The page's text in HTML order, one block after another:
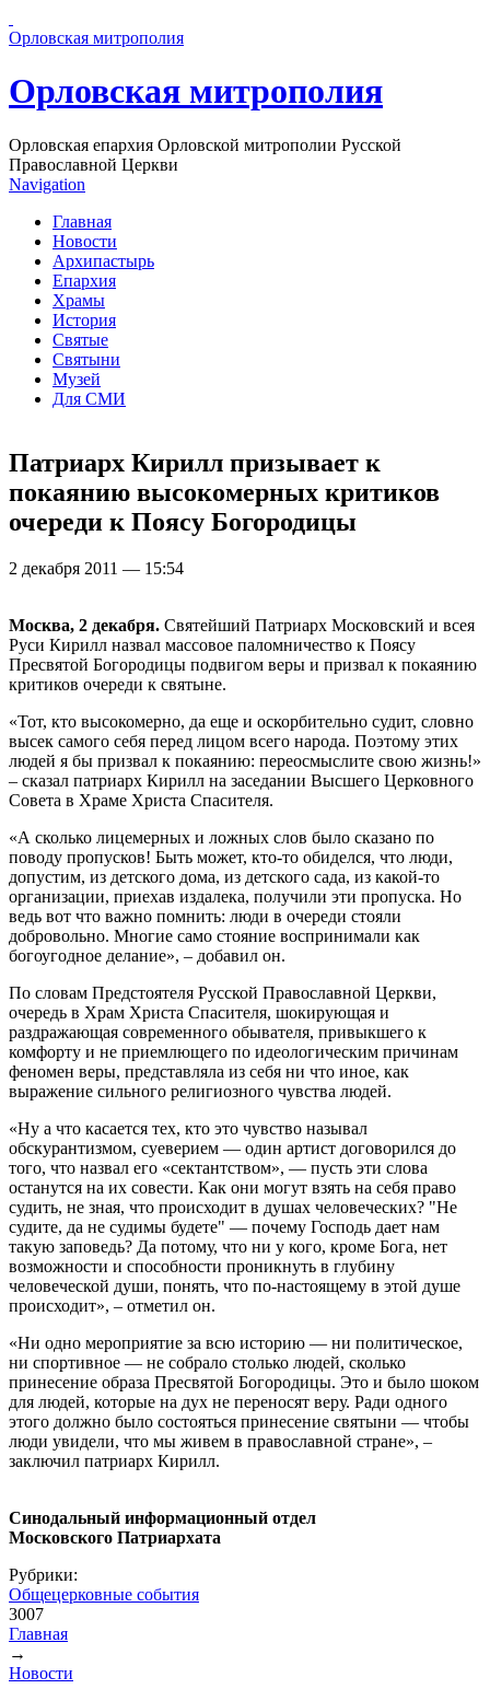
Орловская митрополия
Орловская митрополия
Орловская епархия Орловской митрополии Русской
Православной Церкви
Navigation
Главная
Новости
Архипастырь
Епархия
Храмы
История
Святые
Святыни
Музей
Для СМИ
Патриарх Кирилл призывает к
покаянию высокомерных критиков
очереди к Поясу Богородицы
2 декабря 2011 — 15:54
Москва, 2 декабря. Святейший Патриарх Московский и всея
Руси Кирилл назвал массовое паломничество к Поясу
Пресвятой Богородицы подвигом веры и призвал к покаянию
критиков очереди к святыне.
«Тот, кто высокомерно, да еще и оскорбительно судит, словно
высек самого себя перед лицом всего народа. Поэтому этих
людей я бы призвал к покаянию: переосмыслите свою жизнь!»
– сказал патриарх Кирилл на заседании Высшего Церковного
Совета в Храме Христа Спасителя.
«А сколько лицемерных и ложных слов было сказано по
поводу пропусков! Быть может, кто-то обиделся, что люди,
допустим, из детского дома, из детского сада, из какой-то
организации, приехав издалека, получили эти пропуска. Но
ведь вот что важно помнить: люди в очереди стояли
добровольно. Многие само стояние воспринимали как
богоугодное делание», – добавил он.
По словам Предстоятеля Русской Православной Церкви,
очередь в Храм Христа Спасителя, шокирующая и
раздражающая современного обывателя, привыкшего к
комфорту и не приемлющего по идеологическим причинам
феномен веры, представляла из себя ни что иное, как
выражение сильного религиозного чувства людей.
«Ну а что касается тех, кто это чувство называл
обскурантизмом, суеверием — один артист договорился до
того, что назвал его «сектантством», — пусть эти слова
останутся на их совести. Как они могут взять на себя право
судить, не зная, что происходит в душах человеческих? "Не
судите, да не судимы будете" — почему Господь дает нам
такую заповедь? Да потому, что ни у кого, кроме Бога, нет
возможности и способности проникнуть в глубину
человеческой души, понять, что по-настоящему в этой душе
происходит», – отметил он.
«Ни одно мероприятие за всю историю — ни политическое,
ни спортивное — не собрало столько людей, сколько
принесение образа Пресвятой Богородицы. Это и было шоком
для людей, которые на дух не переносят веру. Ради одного
этого должно было состояться принесение святыни — чтобы
люди увидели, что мы живем в православной стране», –
заключил патриарх Кирилл.
Синодальный информационный отдел
Московского Патриархата
Рубрики:
Общецерковные события
3007
Вы здесь
Главная
→
Новости